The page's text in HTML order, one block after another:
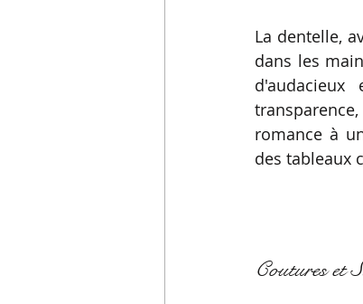
La dentelle,
dans les
romance à
des tableaux
Coutures et